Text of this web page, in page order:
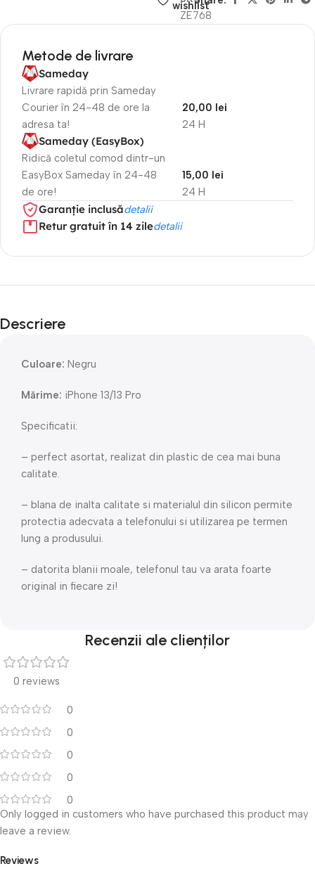
wishlist
ZE768
Metode de livrare
Sameday
Livrare rapidă prin Sameday
Courier în 24-48 de ore la
adresa ta!
24 H
20,00 lei
Sameday (EasyBox)
Ridică coletul comod dintr-un
EasyBox Sameday în 24-48
de ore!
24 H
15,00 lei
Garanție inclusădetalii
Retur gratuit în 14 ziledetalii
Descriere
Culoare: Negru
Mărime: iPhone 13/13 Pro
Specificatii:
– perfect asortat, realizat din plastic de cea mai buna
calitate.
– blana de inalta calitate si materialul din silicon permite
protectia adecvata a telefonului si utilizarea pe termen
lung a produsului.
– datorita blanii moale, telefonul tau va arata foarte
original in fiecare zi!
Recenzii ale clienților
0 reviews
0
0
0
0
0
Reviews
Only logged in customers who have purchased this product may
leave a review.